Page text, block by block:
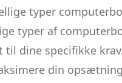
typer
typer af
til dine specifikke
din